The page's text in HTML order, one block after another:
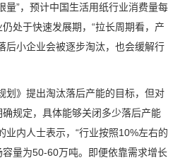
量”，预计中国生活用纸行业消费量每
处于快速发展期，“拉长周期看，产
后小企业会被逐步淘汰，也会缓解行
划》提出淘汰落后产能的目标，但对
规定，具体能够关闭多少落后产能
业内人士表示，“行业按照10%左右的
量为50-60万吨。即便依靠需求增长